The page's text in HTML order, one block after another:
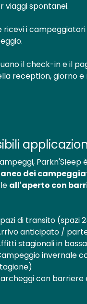
viaggi spontanei.
ricevi i
il check-in e il
reception, giorno e
Parkn'Sleep
dei
all'aperto con
di transito (spazi
anticipato /
stagionali in
invernale
con barriere